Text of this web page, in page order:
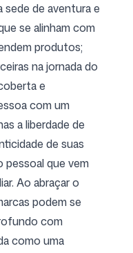
sede de aventura e
se alinham com
produtos;
na jornada do
e
com um
a liberdade de
de suas
pessoal que vem
Ao abraçar o
podem se
com
como uma